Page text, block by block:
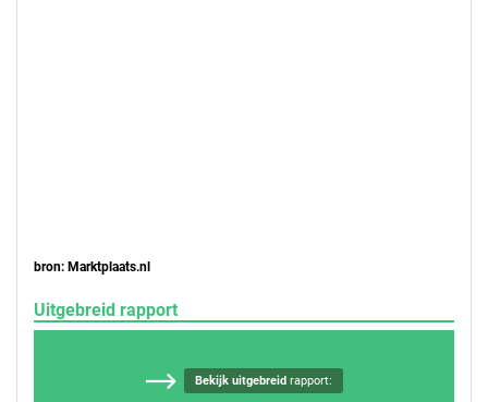
bron: Marktplaats.nl
Uitgebreid rapport
Bekijk uitgebreidrapport: